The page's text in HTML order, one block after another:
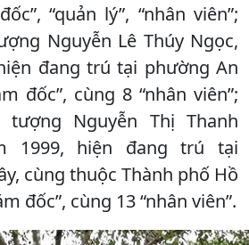
“quản lý”, “nhân viên”;
Nguyễn Lê Thúy Ngọc,
đang trú tại phường An
đốc”, cùng 8 “nhân viên”;
Nguyễn Thị Thanh
1999, hiện đang trú tại
cùng thuộc Thành phố Hồ
đốc”, cùng 13 “nhân viên”.